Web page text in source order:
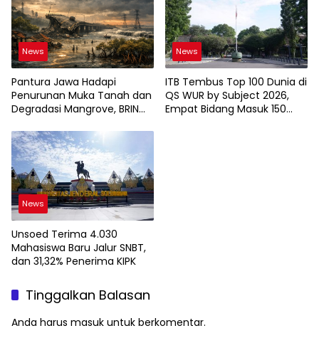
News
Pantura Jawa Hadapi
Penurunan Muka Tanah dan
Degradasi Mangrove, BRIN
Teknologi Geospasial
News
ITB Tembus Top 100 Dunia di
QS WUR by Subject 2026,
Empat Bidang Masuk 150
News
Unsoed Terima 4.030
Mahasiswa Baru Jalur SNBT,
dan 31,32% Penerima KIPK
Tinggalkan Balasan
Anda harus masuk untuk berkomentar.